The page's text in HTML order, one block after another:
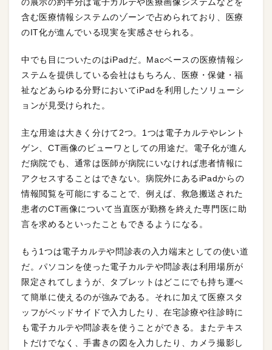
含む医療情報システムのゾーンで占められており、医療
のIT化が進んでいる現実を実感させられる。
中でも目についたのはiPadだ。Macベースの医療情報シ
ステムを提供している会社はもちろん、医療・保健・福
祉などあらゆる分野においてiPadを利用したソリューシ
ョンが見受けられた。
主な用途は大きく分けて2つ。1つは電子カルテやレント
ゲン、CT画像のビューワとしての用途だ。電子化が進ん
だ病院でも、通常は医師が病院にいなければ患者情報に
アクセスすることはできない。病院外にあるiPadからの
情報閲覧を可能にすることで、例えば、救急搬送された
患者のCT画像について当直医が勤務を終えた専門医に助
言を求めるといったこともできるようになる。
もう1つは電子カルテや問診表の入力端末としての使い道
だ。パソコンを使った電子カルテや問診表は利用場所が
限定されてしまうが、タブレットはどこにでも持ち運べ
て簡単に使えるのが強みである。それに加えて医療スタ
ッフがベッドサイドで入力したり、在宅診療や往診時に
も電子カルテや問診表を使うことができる。またテキス
トだけでなく、手書きの図を入力したり、カメラ撮影し